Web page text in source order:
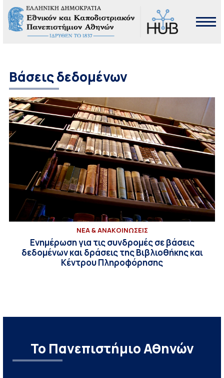
Βάσεις δεδομένων
ΝΕΑ & ΑΝΑΚΟΙΝΩΣΕΙΣ
Ενημέρωση για τις συνδρομές σε βάσεις
δεδομένων και δράσεις της Βιβλιοθήκης και
Κέντρου Πληροφόρησης
Το Πανεπιστήμιο Αθηνών